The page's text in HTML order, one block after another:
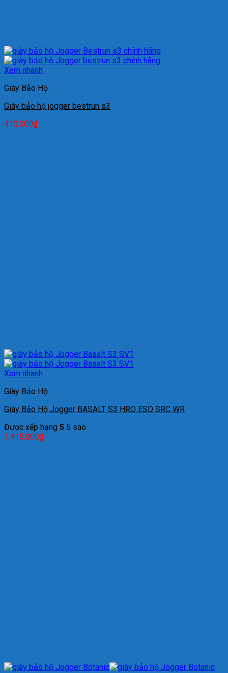
Xem nhanh
Giày Bảo Hộ
Giày bảo hộ jogger bestrun s3
410.000₫
Xem nhanh
Giày Bảo Hộ
Giày Bảo Hộ Jogger BASALT S3 HRO ESD SRC WR
Được xếp hạng 5 5 sao
1.415.000₫